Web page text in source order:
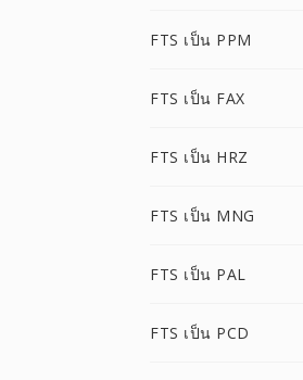
FTS เป็น PPM
FTS เป็น FAX
FTS เป็น HRZ
FTS เป็น MNG
FTS เป็น PAL
FTS เป็น PCD